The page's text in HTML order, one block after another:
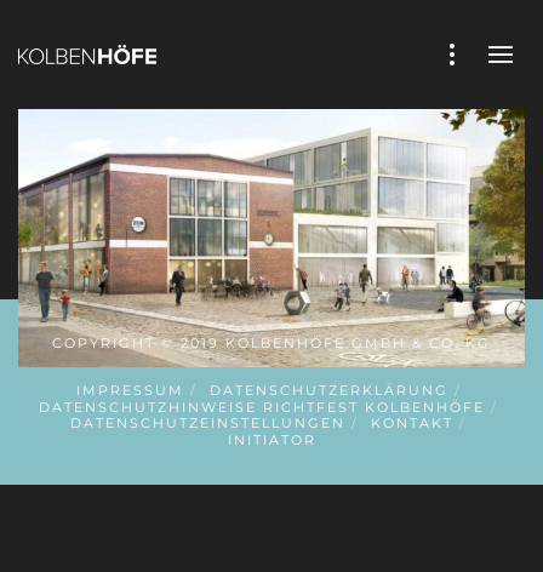
COPYRIGHT © 2019 KOLBENHÖFE GMBH & CO. KG
IMPRESSUM
DATENSCHUTZERKLÄRUNG
DATENSCHUTZHINWEISE RICHTFEST KOLBENHÖFE
DATENSCHUTZEINSTELLUNGEN
KONTAKT
INITIATOR